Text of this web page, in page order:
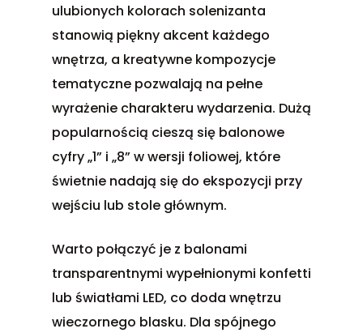
ulubionych kolorach solenizanta
stanowią piękny akcent każdego
wnętrza, a kreatywne kompozycje
tematyczne pozwalają na pełne
wyrażenie charakteru wydarzenia. Dużą
popularnością cieszą się balonowe
cyfry „1” i „8” w wersji foliowej, które
świetnie nadają się do ekspozycji przy
wejściu lub stole głównym.
Warto połączyć je z balonami
transparentnymi wypełnionymi konfetti
lub światłami LED, co doda wnętrzu
wieczornego blasku. Dla spójnego